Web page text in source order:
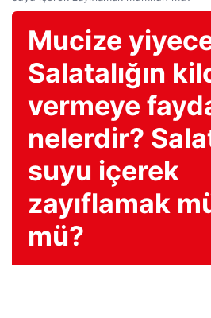
Mucize
Salatalığın
vermeye
nelerdir?
suyu içerek
zayıflamak
mü?